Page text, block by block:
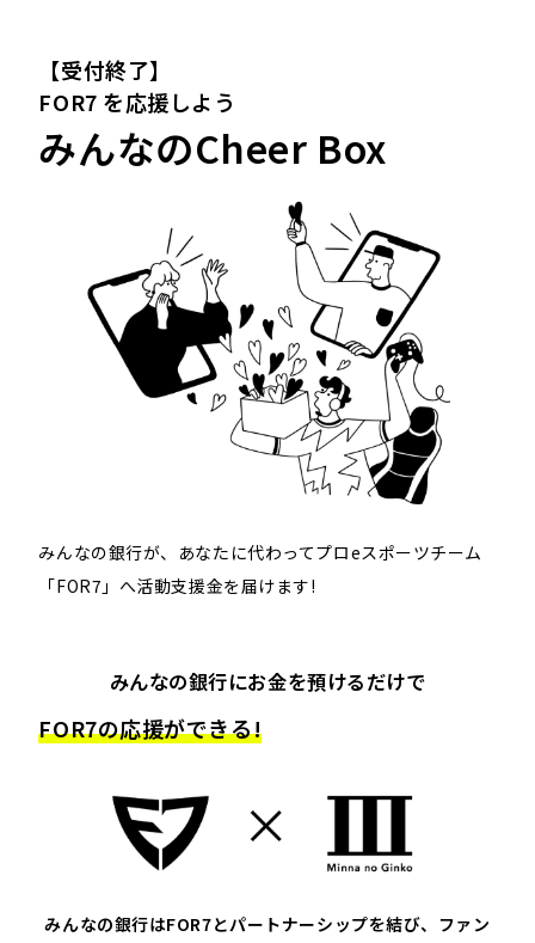
【受付終了】
FOR7 を応援しよう
みんなのCheer Box
みんなの銀行が、あなたに代わってプロeスポーツチーム
「FOR7」へ活動支援金を届けます!​
みんなの銀行にお金を預けるだけで
FOR7の応援ができる!
みんなの銀行はFOR7とパートナーシップを結び、ファン